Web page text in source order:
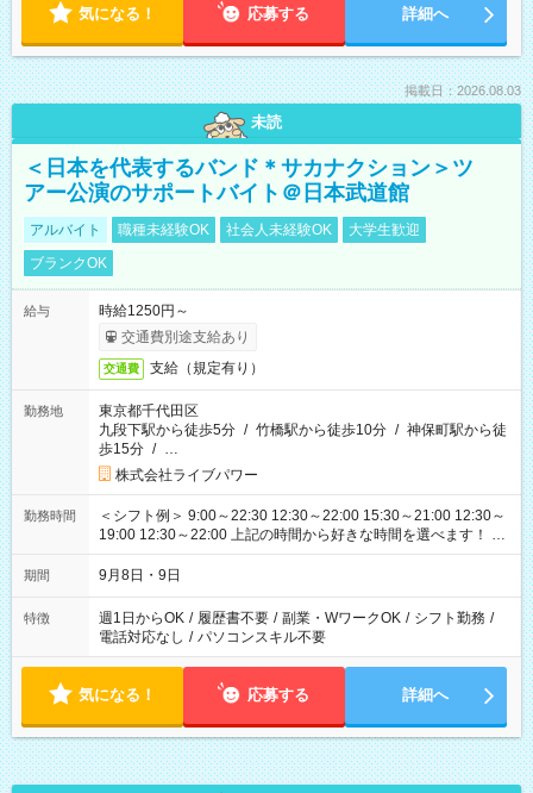
気になる！ 応募する 詳細へ
掲載日：2026.08.03
未読
＜日本を代表するバンド＊サカナクション＞ツ
アー公演のサポートバイト＠日本武道館
アルバイト 職種未経験OK 社会人未経験OK
大学生歓迎
ブランクOK
給与
時給1250円～
交通費別途支給あり
交通費 支給（規定有り）
勤務地
東京都千代田区
九段下駅から徒歩5分 / 竹橋駅から徒歩10分 / 神保町駅から徒
歩15分 / …
株式会社ライブパワー
勤務時間
＜シフト例＞ 9:00～22:30 12:30～22:00 15:30～21:00 12:30～
19:00 12:30～22:00 上記の時間から好きな時間を選べます！ ※
時間は変更となる可能性があります
期間 9月8日・9日
特徴 週1日からOK / 履歴書不要 / 副業・WワークOK / シフト勤務 /
電話対応なし / パソコンスキル不要
気になる！ 応募する 詳細へ